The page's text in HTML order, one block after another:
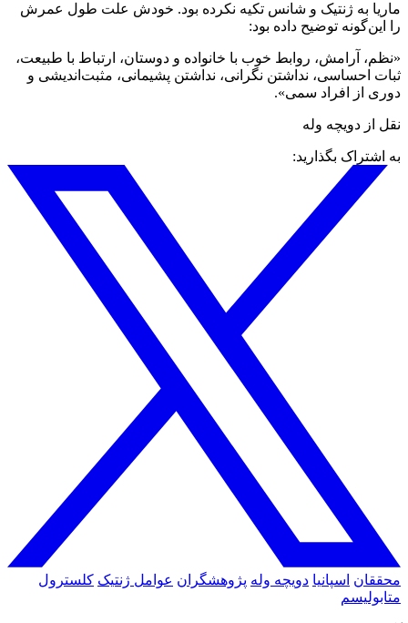
ماریا به ژنتیک و شانس تکیه نکرده بود. خودش علت طول عمرش
را این‌گونه توضیح داده بود:
«نظم، آرامش، روابط خوب با خانواده و دوستان، ارتباط با طبیعت،
ثبات احساسی، نداشتن نگرانی، نداشتن پشیمانی، مثبت‌اندیشی و
دوری از افراد سمی».
نقل از دویچه وله
به اشتراک بگذارید:
محققان اسپانیا دویچه وله پژوهشگران عوامل ژنتیک کلسترول
متابولیسم